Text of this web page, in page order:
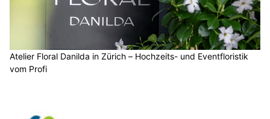
Atelier Floral Danilda in Zürich – Hochzeits- und Eventfloristik
vom Profi